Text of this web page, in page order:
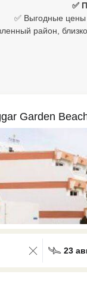
✅
✅ Выгодные цены
район,
Garden
23